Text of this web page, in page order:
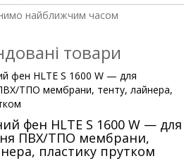
найближчим часом
товари
фен HLTE S 1600 W — для
ПВХ/ТПО мембрани,
пластику прутком